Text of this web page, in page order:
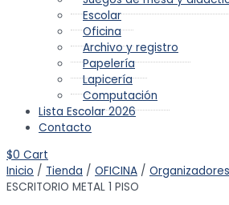
Escolar
Oficina
Archivo y registro
Papelería
Lapicería
Computación
Lista Escolar 2026
Contacto
$0 Cart
Inicio / Tienda / OFICINA / Organizadores
ESCRITORIO METAL 1 PISO